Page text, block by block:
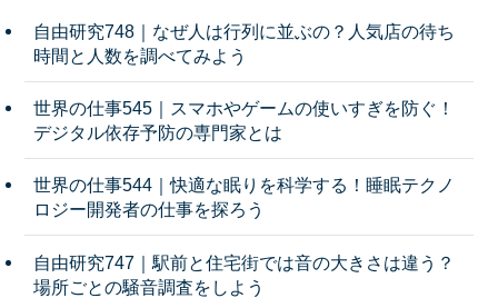
自由研究748｜なぜ人は行列に並ぶの？人気店の待ち
時間と人数を調べてみよう
世界の仕事545｜スマホやゲームの使いすぎを防ぐ！
デジタル依存予防の専門家とは
世界の仕事544｜快適な眠りを科学する！睡眠テクノ
ロジー開発者の仕事を探ろう
自由研究747｜駅前と住宅街では音の大きさは違う？
場所ごとの騒音調査をしよう